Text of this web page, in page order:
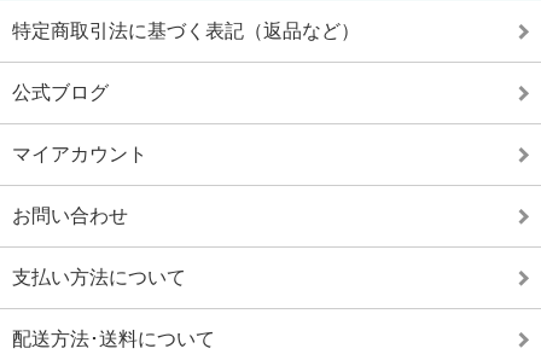
特定商取引法に基づく表記（返品など）
公式ブログ
マイアカウント
お問い合わせ
支払い方法について
配送方法･送料について